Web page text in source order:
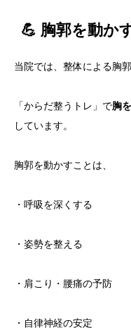
💪 胸郭を動か
当院では、整体による胸
「からだ整うトレ」で胸
しています。
胸郭を動かすことは、
・呼吸を深くする
・姿勢を整える
・肩こり・腰痛の予防
・自律神経の安定